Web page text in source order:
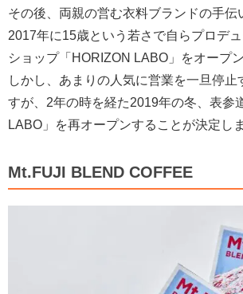
その後、両親の営む衣料ブランドの手伝
2017年に15歳という若さで自らプロデ
ショップ「HORIZON LABO」をオープ
しかし、あまりの人気に営業を一旦停止
すが、2年の時を経た2019年の冬、表参
LABO」を再オープンすることが決定し
Mt.FUJI BLEND COFFEE